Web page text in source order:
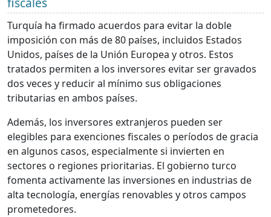
Turquía ha firmado acuerdos para evitar la doble
imposición con más de 80 países, incluidos Estados
Unidos, países de la Unión Europea y otros. Estos
tratados permiten a los inversores evitar ser gravados
dos veces y reducir al mínimo sus obligaciones
tributarias en ambos países.
Además, los inversores extranjeros pueden ser
elegibles para exenciones fiscales o períodos de gracia
en algunos casos, especialmente si invierten en
sectores o regiones prioritarias. El gobierno turco
fomenta activamente las inversiones en industrias de
alta tecnología, energías renovables y otros campos
prometedores.